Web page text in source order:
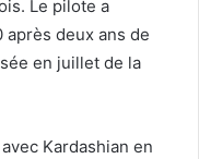
Le pilote a
deux ans de
en juillet de la
Kardashian en